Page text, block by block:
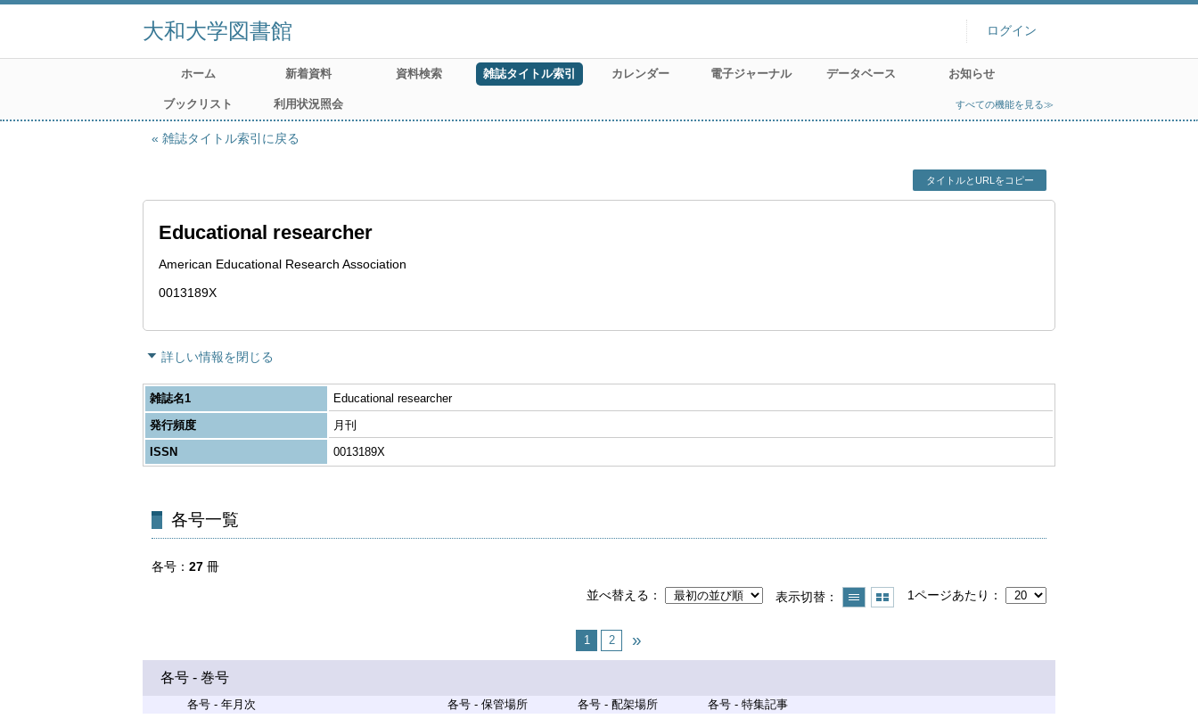
大和大学図書館 ログイン
ホーム 新着資料 資料検索 雑誌タイトル索引 カレンダー 電子ジャーナル データベース お知らせ
ブックリスト 利用状況照会 すべての機能を見る≫
雑誌タイトル索引に戻る
タイトルとURLをコピー
Educational researcher
American Educational Research Association
0013189X
詳しい情報を閉じる
雑誌名1
Educational researcher
発行頻度
月刊
ISSN
0013189X
各号一覧
各号 27 冊
並べ替える
表示切替 1ページあたり
1 2
各号 - 巻号
各号 - 年月次 各号 - 保管場所 各号 - 配架場所 各号 - 特集記事